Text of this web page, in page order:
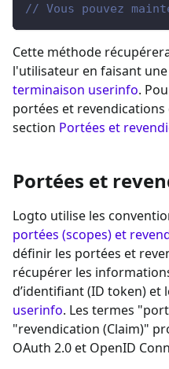
// Vous pouvez
Cette méthode
l'utilisateur en faisant
terminaison userinfo.
portées et
section Portées et
Portées et
Logto utilise les
portées (scopes) et
définir les portées et
récupérer les
d’identifiant (ID token) et
userinfo. Les termes
"revendication (Claim)"
OAuth 2.0 et OpenID